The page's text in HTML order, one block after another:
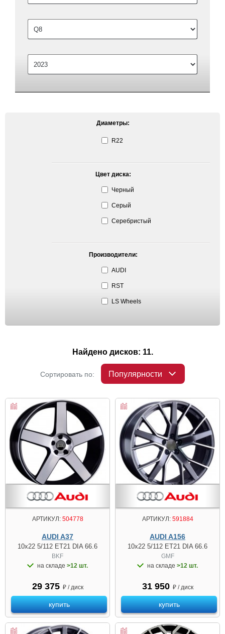
Диаметры:
R22
Цвет диска:
Черный
Серый
Серебристый
Производители:
AUDI
RST
LS Wheels
Найдено дисков: 11.
Сортировать по: Популярности
АРТИКУЛ:504778
AUDI A37
10x22 5/112 ET21 DIA 66.6
BKF
на складе >12 шт.
29 375 ₽ / диск
купить
АРТИКУЛ:591884
AUDI A156
10x22 5/112 ET21 DIA 66.6
GMF
на складе >12 шт.
31 950 ₽ / диск
купить